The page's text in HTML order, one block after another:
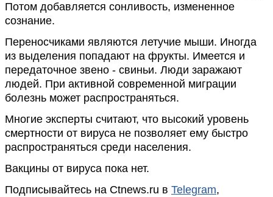
Потом добавляется сонливость, измененное
сознание.
Переносчиками являются летучие мыши. Иногда
из выделения попадают на фрукты. Имеется и
передаточное звено - свиньи. Люди заражают
людей. При активной современной миграции
болезнь может распространяться.
Многие эксперты считают, что высокий уровень
смертности от вируса не позволяет ему быстро
распространяться среди населения.
Вакцины от вируса пока нет.
Подписывайтесь на Ctnews.ru в Telegram,